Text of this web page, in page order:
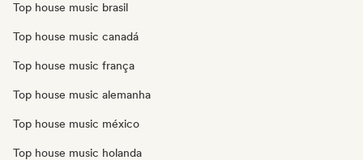
Top house music brasil
Top house music canadá
Top house music frança
Top house music alemanha
Top house music méxico
Top house music holanda